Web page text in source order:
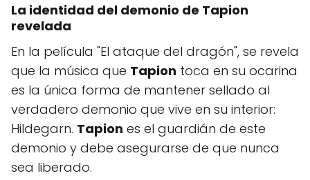
La identidad del demonio de Tapion
revelada
En la película "El ataque del dragón", se revela
que la música que Tapion toca en su ocarina
es la única forma de mantener sellado al
verdadero demonio que vive en su interior:
Hildegarn. Tapion es el guardián de este
demonio y debe asegurarse de que nunca
sea liberado.